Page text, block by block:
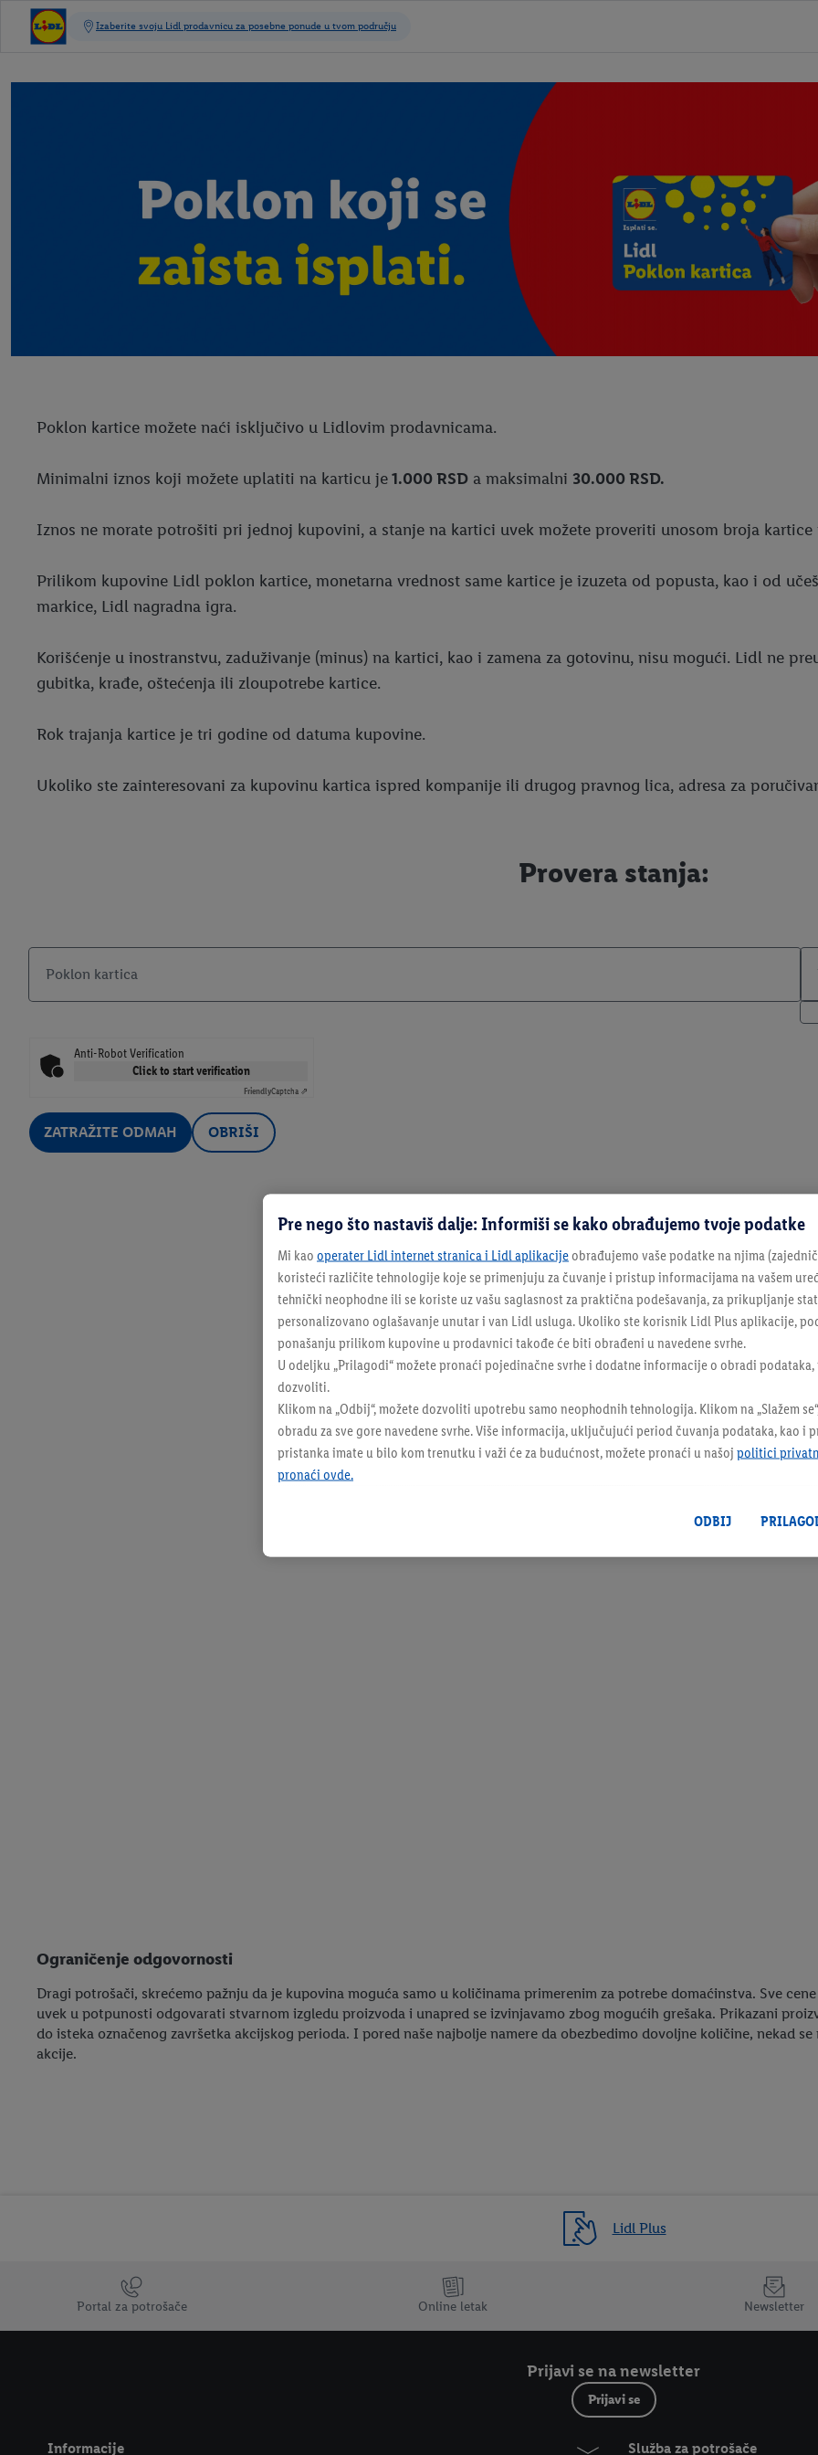
Poklon kartice možete naći isključivo u Lidlovim prodavnicama.
Minimalni iznos koji možete uplatiti na karticu je1.000 RSD a maksimalni 30.000 RSD.
Iznos ne morate potrošiti pri jednoj kupovini, a stanje na kartici uvek možete proveriti unosom broja
Prilikom kupovine Lidl poklon kartice, monetarna vrednost same kartice je izuzeta od popusta, kao i od
markice, Lidl nagradna igra.
Korišćenje u inostranstvu, zaduživanje (minus) na kartici, kao i zamena za gotovinu, nisu mogući. Lidl ne
gubitka, krađe, oštećenja ili zloupotrebe kartice.
Rok trajanja kartice je tri godine od datuma kupovine.
Ukoliko ste zainteresovani za kupovinu kartica ispred kompanije ili drugog pravnog lica, adresa za
Provera stanja:
Poklon kartica
Anti-Robot Verification
Click to start verification
FriendlyCaptcha ⇗
ZATRAŽITE ODMAH OBRIŠI
Ograničenje odgovornosti
Dragi potrošači, skrećemo pažnju da je kupovina moguća samo u količinama primerenim za potrebe domaćinstva. Sve
uvek u potpunosti odgovarati stvarnom izgledu proizvoda i unapred se izvinjavamo zbog mogućih grešaka. Prikazani
do isteka označenog završetka akcijskog perioda. I pored naše najbolje namere da obezbedimo dovoljne količine, nekad
akcije.
Lidl Plus
Portal za potrošače Online letak Newsletter
Prijavi se na newsletter
Prijavi se
Informacije Služba za potrošače
Pre nego što nastaviš dalje: Informiši se kako obrađujemo tvoje podatke
Mi kao operater Lidl internet stranica i Lidl aplikacijeobrađujemo vaše podatke na njima
koristeći različite tehnologije koje se primenjuju za čuvanje i pristup informacijama na vašem
tehnički neophodne ili se koriste uz vašu saglasnost za praktična podešavanja, za prikupljanje
personalizovano oglašavanje unutar i van Lidl usluga. Ukoliko ste korisnik Lidl Plus aplikacije,
ponašanju prilikom kupovine u prodavnici takođe će biti obrađeni u navedene svrhe.
U odeljku „Prilagodi“ možete pronaći pojedinačne svrhe i dodatne informacije o obradi podataka,
dozvoliti.
Klikom na „Odbij“, možete dozvoliti upotrebu samo neophodnih tehnologija. Klikom na „Slažem
obradu za sve gore navedene svrhe. Više informacija, uključujući period čuvanja podataka, kao i
pristanka imate u bilo kom trenutku i važi će za budućnost, možete pronaći u našoj politici
pronaći ovde.
ODBIJ